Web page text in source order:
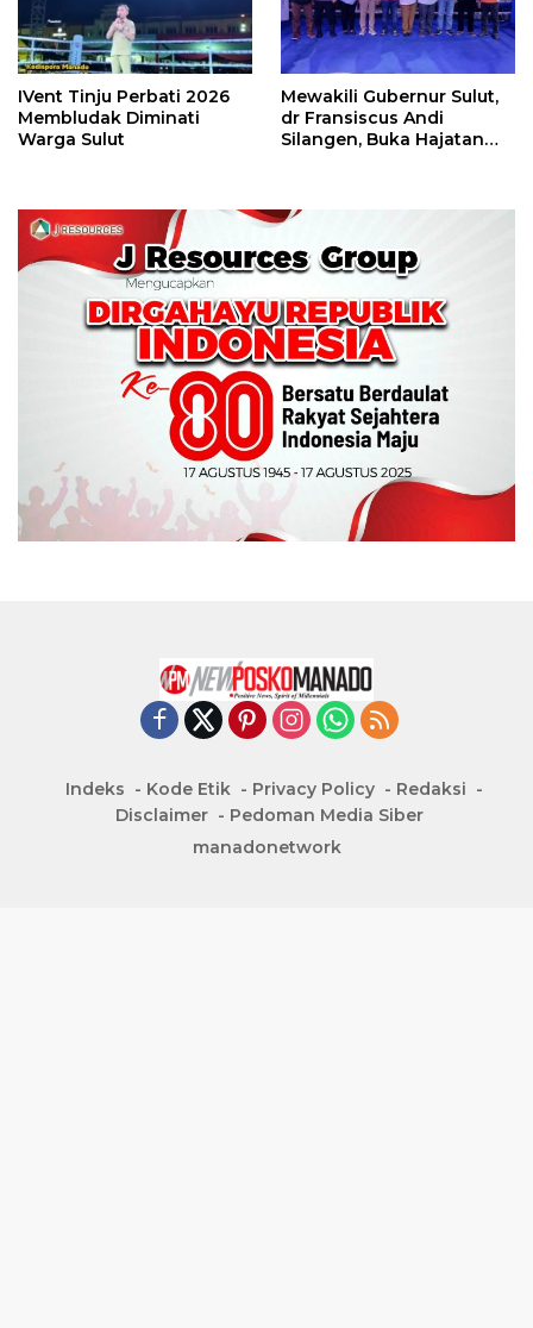
IVent Tinju Perbati 2026
Membludak Diminati
Warga Sulut
Mewakili Gubernur Sulut,
dr Fransiscus Andi
Silangen, Buka Hajatan
Indeks Kode Etik Privacy Policy
Redaksi
Disclaimer
Pedoman Media Siber
manadonetwork